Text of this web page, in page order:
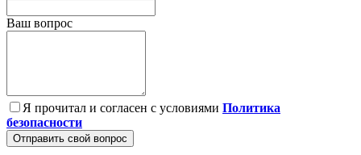
Ваш вопрос
Я прочитал и согласен с условиями Политика
безопасности
Отправить свой вопрос